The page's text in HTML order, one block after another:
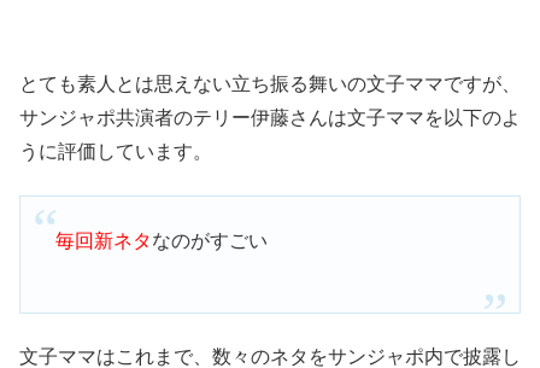
とても素人とは思えない立ち振る舞いの文子ママですが、
サンジャポ共演者のテリー伊藤さんは文子ママを以下のよ
うに評価しています。
毎回新ネタなのがすごい
文子ママはこれまで、数々のネタをサンジャポ内で披露し